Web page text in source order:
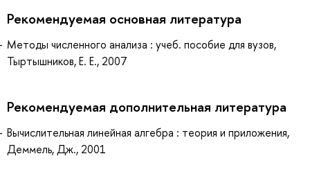
Рекомендуемая основная литература
Методы численного анализа : учеб. пособие для вузов,
Тыртышников, Е. Е., 2007
Рекомендуемая дополнительная литература
Вычислительная линейная алгебра : теория и приложения,
Деммель, Дж., 2001